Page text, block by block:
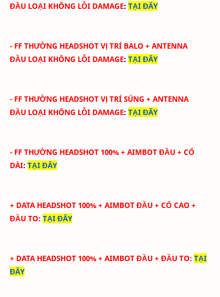
ĐẦU LOẠI KHÔNG LỖI DAMAGE: TẠI ĐÂY
- FF THƯỜNG HEADSHOT VỊ TRÍ BALO + ANTENNA
ĐẦU LOẠI KHÔNG LỖI DAMAGE: TẠI ĐÂY
- FF THƯỜNG HEADSHOT VỊ TRÍ SÚNG + ANTENNA
ĐẦU LOẠI KHÔNG LỖI DAMAGE: TẠI ĐÂY
- FF THƯỜNG HEADSHOT 100% + AIMBOT ĐẦU + CỔ
DÀI: TẠI ĐÂY
+ DATA HEADSHOT 100% + AIMBOT ĐẦU + CỔ CAO +
ĐẦU TO: TẠI ĐÂY
+ DATA HEADSHOT 100% + AIMBOT ĐẦU + ĐẦU TO: TẠI
ĐÂY